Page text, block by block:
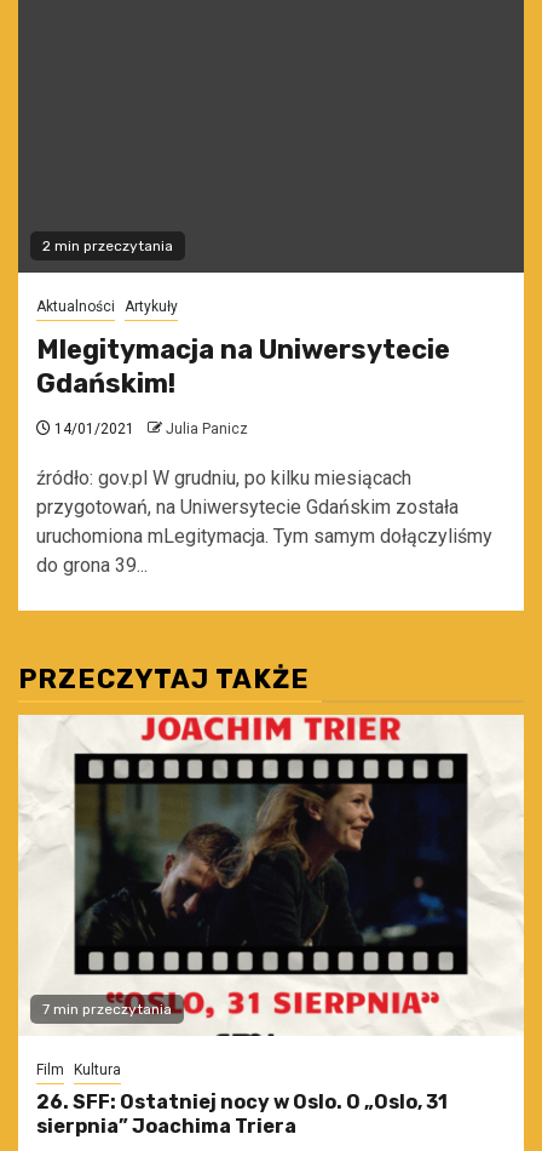
2 min przeczytania
Aktualności Artykuły
Mlegitymacja na Uniwersytecie
Gdańskim!
14/01/2021 Julia Panicz
źródło: gov.pl W grudniu, po kilku miesiącach
przygotowań, na Uniwersytecie Gdańskim została
uruchomiona mLegitymacja. Tym samym dołączyliśmy
do grona 39...
PRZECZYTAJ TAKŻE
7 min przeczytania
Film Kultura
26. SFF: Ostatniej nocy w Oslo. O „Oslo, 31
sierpnia” Joachima Triera